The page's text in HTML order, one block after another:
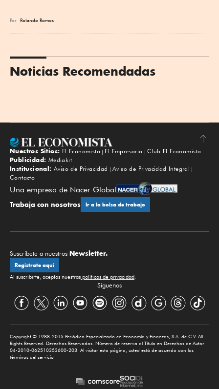
Por Rolando Ramos
Noticias Recomendadas
Subir
Nuestros Sitios: El Economista El Empresario
Club El Economista
Publicidad: Mediakit
Institucional: Aviso de Privacidad
Aviso de Privacidad Integral
Contacto
Una empresa de Nacer Global
Trabaja con nosotros Ir a la bolsa de trabajo
Suscríbete a nuestros Newsletter.
Regístrate aquí
Al suscribirte, aceptas nuestras políticas de privacidad.
Síguenos
Copyright © 1988-2015 Periódico Especializado en Economía y Finanzas, S.A. de C.V. All
Rights Reserved. Derechos Reservados. Número de reserva al Título en Derechos de Autor
04-2010-062510353600-203. Al visitar esta página, usted está de acuerdo con los
términos del servicio